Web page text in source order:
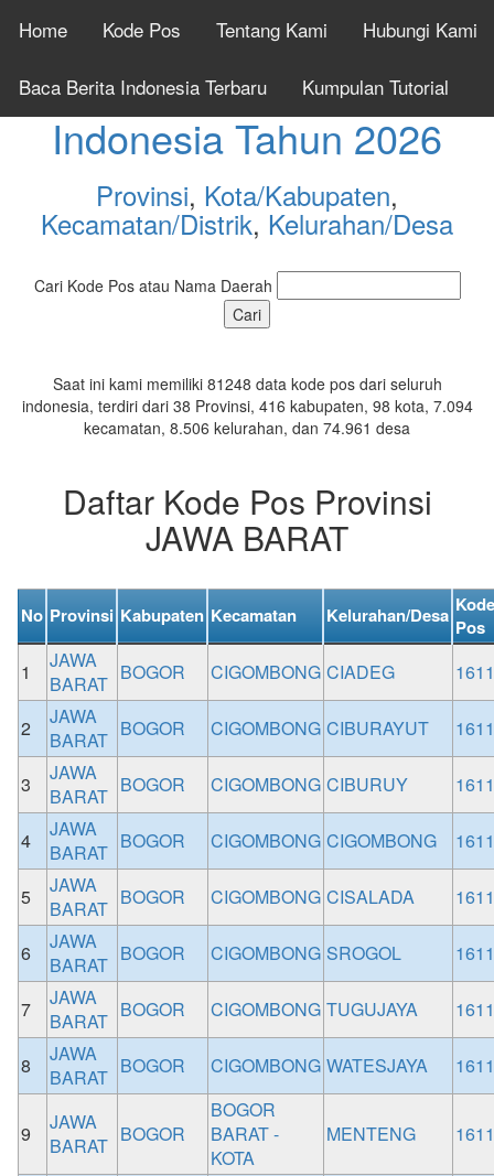
Home Kode Pos Tentang Kami Hubungi Kami
Baca Berita Indonesia Terbaru Kumpulan Tutorial
Cek Kode Pos Seluruh
Indonesia Tahun 2026
Provinsi, Kota/Kabupaten,
Kecamatan/Distrik, Kelurahan/Desa
Cari Kode Pos atau Nama Daerah
Saat ini kami memiliki 81248 data kode pos dari seluruh
indonesia, terdiri dari 38 Provinsi, 416 kabupaten, 98 kota, 7.094
kecamatan, 8.506 kelurahan, dan 74.961 desa
Daftar Kode Pos Provinsi
JAWA BARAT
No Provinsi Kabupaten Kecamatan Kelurahan/Desa Kode
Pos
1
JAWA
BARAT BOGOR CIGOMBONG CIADEG
2
JAWA
BARAT BOGOR CIGOMBONG CIBURAYUT
3
JAWA
BARAT BOGOR CIGOMBONG CIBURUY
4
JAWA
BARAT BOGOR CIGOMBONG CIGOMBONG
5
JAWA
BARAT BOGOR CIGOMBONG CISALADA
6
JAWA
BARAT BOGOR CIGOMBONG SROGOL
7
JAWA
BARAT BOGOR CIGOMBONG TUGUJAYA
8
JAWA
BARAT BOGOR CIGOMBONG WATESJAYA
9
JAWA
BARAT BOGOR
BOGOR
BARAT -
KOTA
MENTENG